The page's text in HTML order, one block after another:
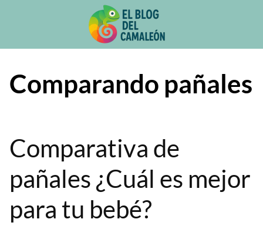
Comparando pañales
Comparativa de
pañales ¿Cuál es mejor
para tu bebé?